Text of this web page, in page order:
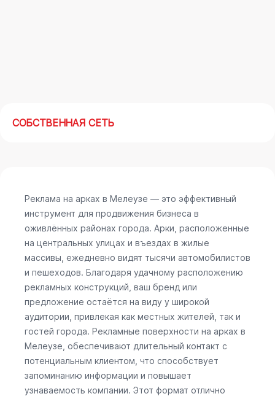
СОБСТВЕННАЯ СЕТЬ
Реклама на арках в Мелеузе — это эффективный
инструмент для продвижения бизнеса в
оживлённых районах города. Арки, расположенные
на центральных улицах и въездах в жилые
массивы, ежедневно видят тысячи автомобилистов
и пешеходов. Благодаря удачному расположению
рекламных конструкций, ваш бренд или
предложение остаётся на виду у широкой
аудитории, привлекая как местных жителей, так и
гостей города. Рекламные поверхности на арках в
Мелеузе, обеспечивают длительный контакт с
потенциальным клиентом, что способствует
запоминанию информации и повышает
узнаваемость компании. Этот формат отлично